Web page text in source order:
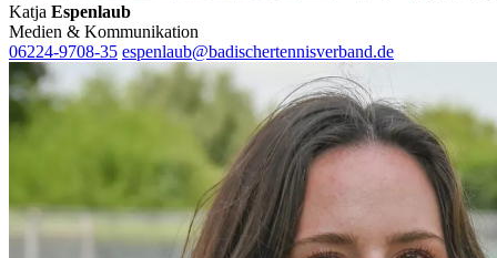
Katja Espenlaub
Medien & Kommunikation
06224-9708-35 espenlaub@badischertennisverband.de